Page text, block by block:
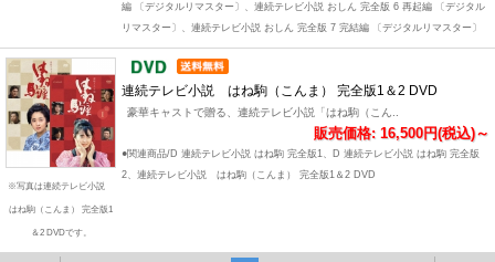
編 〔デジタルリマスター〕、連続テレビ小説 おしん 完全版 6 再起編 〔デジタル
リマスター〕、連続テレビ小説 おしん 完全版 7 完結編 〔デジタルリマスター〕
※写真は連続テレビ小説
はね駒（こんま） 完全版1
＆2 DVDです。
連続テレビ小説 はね駒（こんま） 完全版1＆2 DVD
豪華キャストで贈る、連続テレビ小説「はね駒（こん..
販売価格: 16,500円(税込)～
●関連商品/D 連続テレビ小説 はね駒 完全版1、D 連続テレビ小説 はね駒 完全版
2、連続テレビ小説 はね駒（こんま） 完全版1＆2 DVD